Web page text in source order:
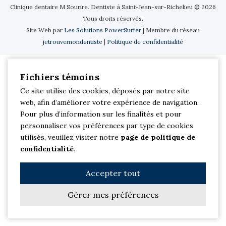
Clinique dentaire M Sourire. Dentiste à Saint-Jean-sur-Richelieu © 2026
Tous droits réservés.
Site Web par Les Solutions PowerSurfer | Membre du réseau
jetrouvemondentiste | Politique de confidentialité
Fichiers témoins
Ce site utilise des cookies, déposés par notre site
web, afin d’améliorer votre expérience de navigation.
Pour plus d’information sur les finalités et pour
personnaliser vos préférences par type de cookies
utilisés, veuillez visiter notre page de politique de
confidentialité.
Accepter tout
Gérer mes préférences